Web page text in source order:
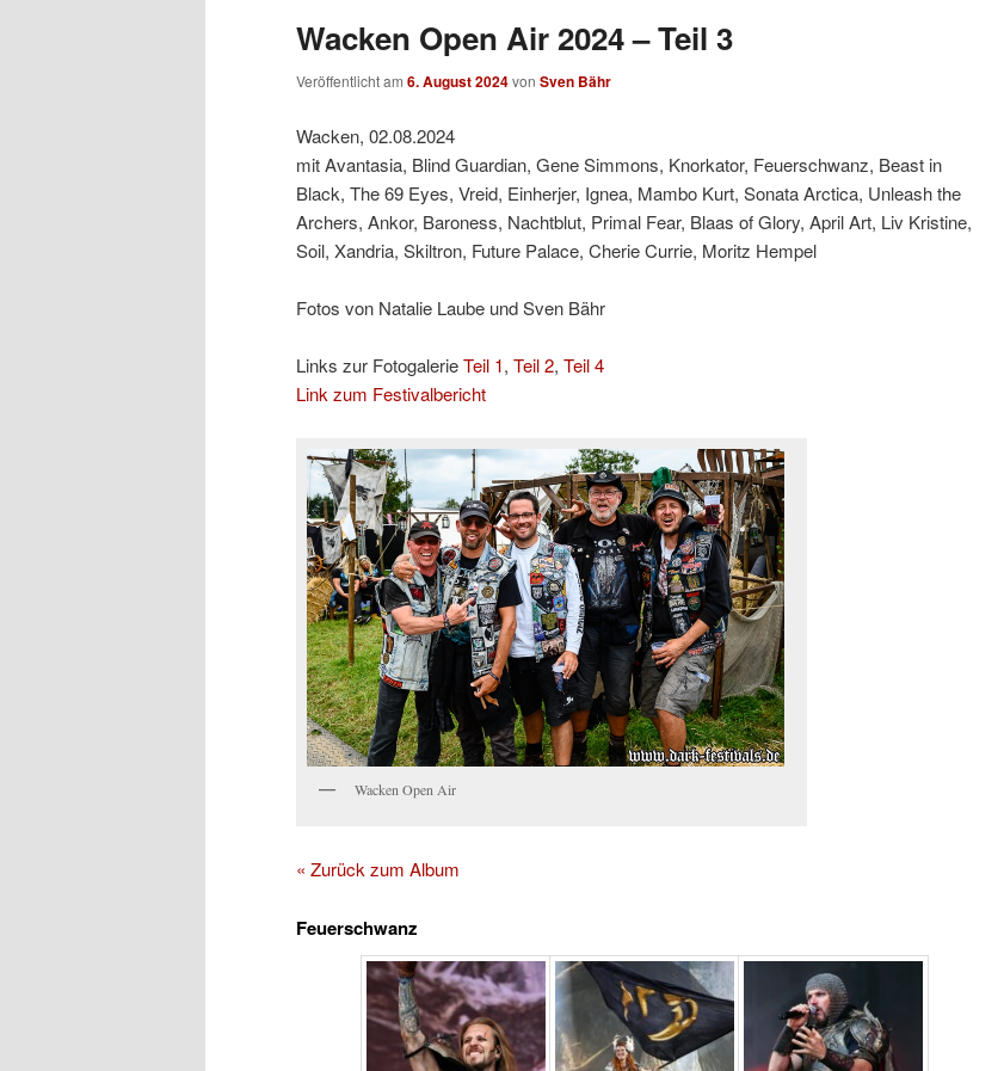
Wacken Open Air 2024 – Teil 3
Veröffentlicht am 6. August 2024von Sven Bähr
Wacken, 02.08.2024
mit Avantasia, Blind Guardian, Gene Simmons, Knorkator, Feuerschwanz, Beast in
Black, The 69 Eyes, Vreid, Einherjer, Ignea, Mambo Kurt, Sonata Arctica, Unleash the
Archers, Ankor, Baroness, Nachtblut, Primal Fear, Blaas of Glory, April Art, Liv Kristine,
Soil, Xandria, Skiltron, Future Palace, Cherie Currie, Moritz Hempel
Fotos von Natalie Laube und Sven Bähr
Links zur FotogalerieTeil 1, Teil 2, Teil 4
Link zum Festivalbericht
Wacken Open Air
« Zurück zum Album
Feuerschwanz